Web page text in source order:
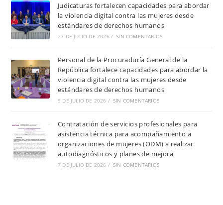
Judicaturas fortalecen capacidades para abordar
la violencia digital contra las mujeres desde
estándares de derechos humanos
27 DE JULIO DE 2026 / SIN COMENTARIOS
Personal de la Procuraduría General de la
República fortalece capacidades para abordar la
violencia digital contra las mujeres desde
estándares de derechos humanos
9 DE JULIO DE 2026 / SIN COMENTARIOS
Contratación de servicios profesionales para
asistencia técnica para acompañamiento a
organizaciones de mujeres (ODM) a realizar
autodiagnósticos y planes de mejora
7 DE JULIO DE 2026 / SIN COMENTARIOS